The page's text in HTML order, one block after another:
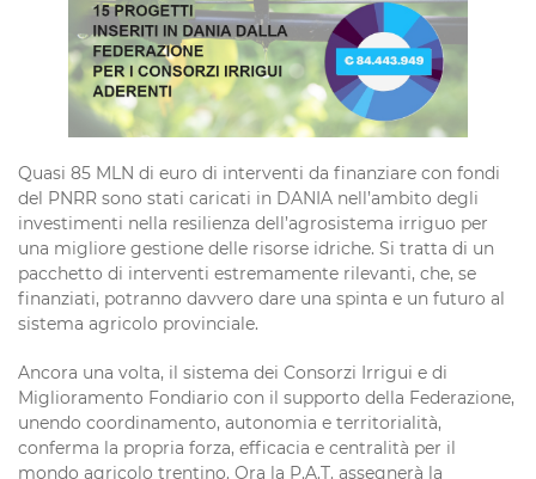
Quasi 85 MLN di euro di interventi da finanziare con fondi
del PNRR sono stati caricati in DANIA nell’ambito degli
investimenti nella resilienza dell’agrosistema irriguo per
una migliore gestione delle risorse idriche. Si tratta di un
pacchetto di interventi estremamente rilevanti, che, se
finanziati, potranno davvero dare una spinta e un futuro al
sistema agricolo provinciale.
Ancora una volta, il sistema dei Consorzi Irrigui e di
Miglioramento Fondiario con il supporto della Federazione,
unendo coordinamento, autonomia e territorialità,
conferma la propria forza, efficacia e centralità per il
mondo agricolo trentino. Ora la P.A.T. assegnerà la